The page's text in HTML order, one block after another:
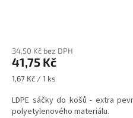
34,50 Kč bez DPH
41,75 Kč
Měrná
1,67 Kč / 1 ks
LDPE sáčky do košů - extra
polyetylenového materiálu.